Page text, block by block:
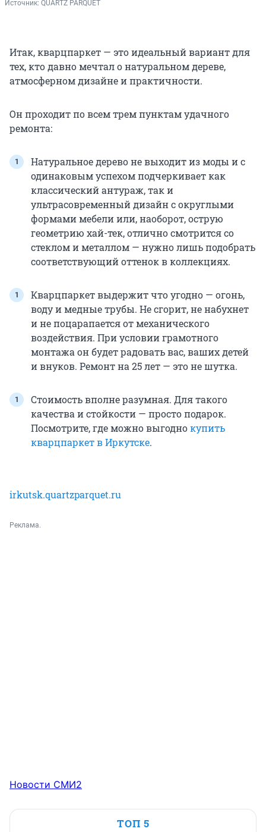
Источник: QUARTZ PARQUET
Итак, кварцпаркет — это идеальный вариант для
тех, кто давно мечтал о натуральном дереве,
атмосферном дизайне и практичности.
Он проходит по всем трем пунктам удачного
ремонта:
Натуральное дерево не выходит из моды и с
одинаковым успехом подчеркивает как
классический антураж, так и
ультрасовременный дизайн с округлыми
формами мебели или, наоборот, острую
геометрию хай-тек, отлично смотрится со
стеклом и металлом — нужно лишь подобрать
соответствующий оттенок в коллекциях.
Кварцпаркет выдержит что угодно — огонь,
воду и медные трубы. Не сгорит, не набухнет
и не поцарапается от механического
воздействия. При условии грамотного
монтажа он будет радовать вас, ваших детей
и внуков. Ремонт на 25 лет — это не шутка.
Стоимость вполне разумная. Для такого
качества и стойкости — просто подарок.
Посмотрите, где можно выгоднокупить
кварцпаркет в Иркутске.
irkutsk.quartzparquet.ru
Реклама.
Новости СМИ2
ТОП 5